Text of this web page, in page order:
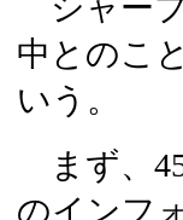
シャー
中とのこ
いう。
まず、
のインフ